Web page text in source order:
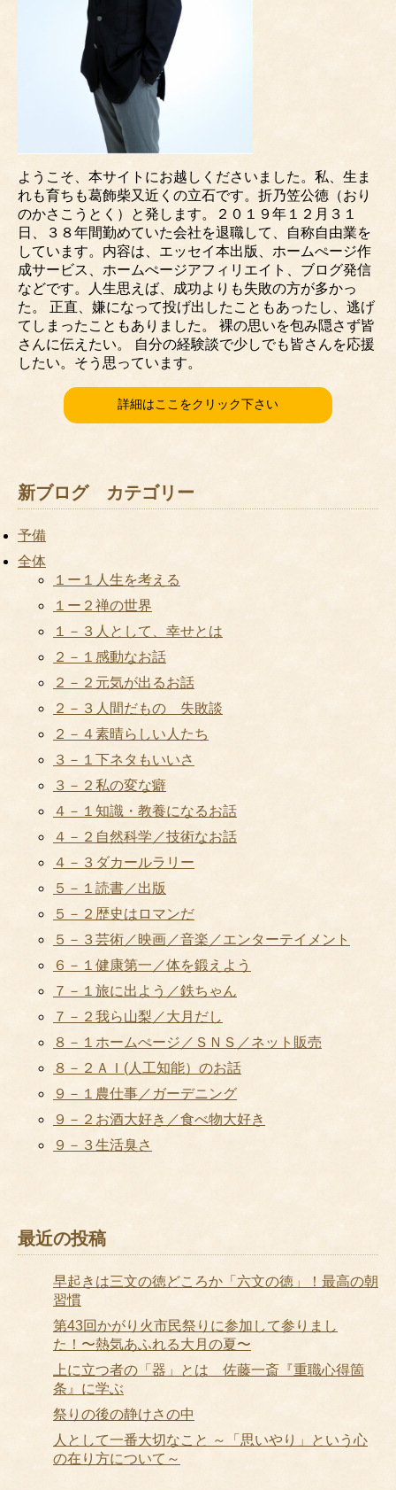
ようこそ、本サイトにお越しくださいました。私、生ま
れも育ちも葛飾柴又近くの立石です。折乃笠公徳（おり
のかさこうとく）と発します。２０１９年１２月３１
日、３８年間勤めていた会社を退職して、自称自由業を
しています。内容は、エッセイ本出版、ホームぺージ作
成サービス、ホームぺージアフィリエイト、ブログ発信
などです。人生思えば、成功よりも失敗の方が多かっ
た。 正直、嫌になって投げ出したこともあったし、逃げ
てしまったこともありました。 裸の思いを包み隠さず皆
さんに伝えたい。 自分の経験談で少しでも皆さんを応援
したい。そう思っています。
詳細はここをクリック下さい
新ブログ カテゴリー
予備
全体
１ー１人生を考える
１ー２禅の世界
１－３人として、幸せとは
２－１感動なお話
２－２元気が出るお話
２－３人間だもの 失敗談
２－４素晴らしい人たち
３－１下ネタもいいさ
３－２私の変な癖
４－１知識・教養になるお話
４－２自然科学／技術なお話
４－３ダカールラリー
５－１読書／出版
５－２歴史はロマンだ
５－３芸術／映画／音楽／エンターテイメント
６－１健康第一／体を鍛えよう
７－１旅に出よう／鉄ちゃん
７－２我ら山梨／大月だし
８－１ホームぺージ／ＳＮＳ／ネット販売
８－２ＡＩ(人工知能）のお話
９－１農仕事／ガーデニング
９－２お酒大好き／食べ物大好き
９－３生活臭さ
最近の投稿
早起きは三文の徳どころか「六文の徳」！最高の朝
習慣
第43回かがり火市民祭りに参加して参りまし
た！〜熱気あふれる大月の夏〜
上に立つ者の「器」とは 佐藤一斎『重職心得箇
条』に学ぶ
祭りの後の静けさの中
人として一番大切なこと ～「思いやり」という心
の在り方について～